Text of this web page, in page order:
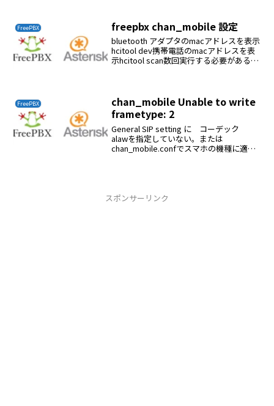
FreePBX freepbx chan_mobile 設定
bluetooth アダプタのmacアドレスを表示
hcitool dev携帯電話のmacアドレスを表
示hcitool scan数回実行する必要がある
FreePBX
chan_mobile Unable to write
frametype: 2
General SIP setting に コーデック
alawを指定していない。または
chan_mobile.confでスマホの機種に適合
スポンサーリンク